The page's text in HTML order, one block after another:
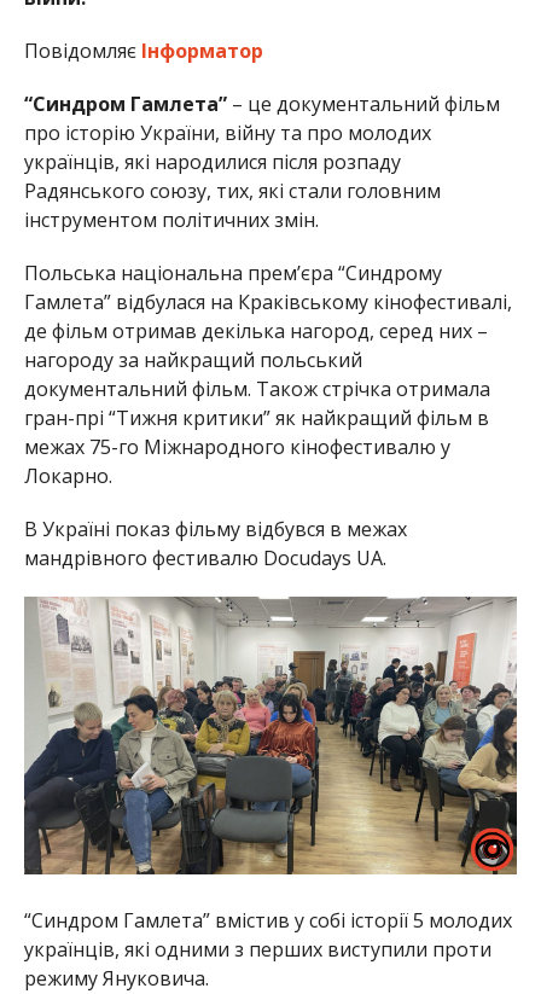
Повідомляє Інформатор
“Синдром Гамлета”– це документальний фільм
про історію України, війну та про молодих
українців, які народилися після розпаду
Радянського союзу, тих, які стали головним
інструментом політичних змін.
Польська національна прем’єра “Синдрому
Гамлета” відбулася на Краківському кінофестивалі,
де фільм отримав декілька нагород, серед них –
нагороду за найкращий польський
документальний фільм. Також стрічка отримала
гран-прі “Тижня критики” як найкращий фільм в
межах 75-го Міжнародного кінофестивалю у
Локарно.
В Україні показ фільму відбувся в межах
мандрівного фестивалю Docudays UA.
“Синдром Гамлета” вмістив у собі історії 5 молодих
українців, які одними з перших виступили проти
режиму Януковича.